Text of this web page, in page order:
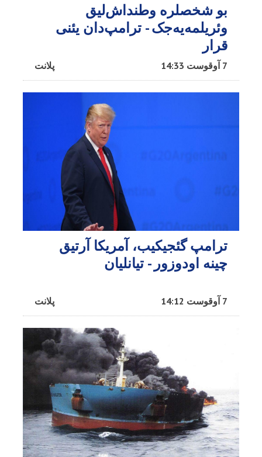
بو شخصلره وطنداش‌لیق
وئریلمه‌یه‌جک - ترامپ‌دان یئنی
قرار
پلانت 7 آوقوست 14:33
ترامپ گئجیکیب، آمریکا آرتیق
چینه اودوزور - تیانلیان
پلانت 7 آوقوست 14:12